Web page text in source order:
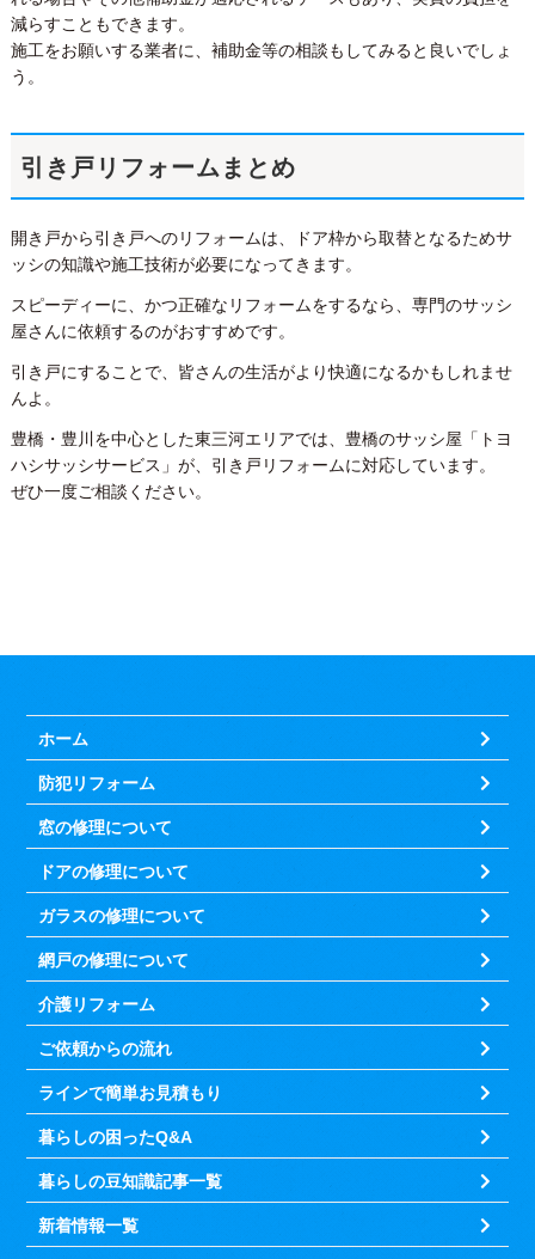
減らすこともできます。
施工をお願いする業者に、補助金等の相談もしてみると良いでしょ
う。
引き戸リフォームまとめ
開き戸から引き戸へのリフォームは、ドア枠から取替となるためサ
ッシの知識や施工技術が必要になってきます。
スピーディーに、かつ正確なリフォームをするなら、専門のサッシ
屋さんに依頼するのがおすすめです。
引き戸にすることで、皆さんの生活がより快適になるかもしれませ
んよ。
豊橋・豊川を中心とした東三河エリアでは、豊橋のサッシ屋「トヨ
ハシサッシサービス」が、引き戸リフォームに対応しています。
ぜひ一度ご相談ください。
ホーム
防犯リフォーム
窓の修理について
ドアの修理について
ガラスの修理について
網戸の修理について
介護リフォーム
ご依頼からの流れ
ラインで簡単お見積もり
暮らしの困ったQ&A
暮らしの豆知識記事一覧
新着情報一覧